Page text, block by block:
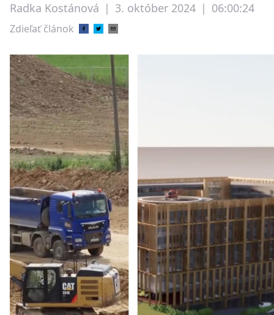
Radka Kostánová | 3. október 2024 | 06:00:24
Zdieľať článok